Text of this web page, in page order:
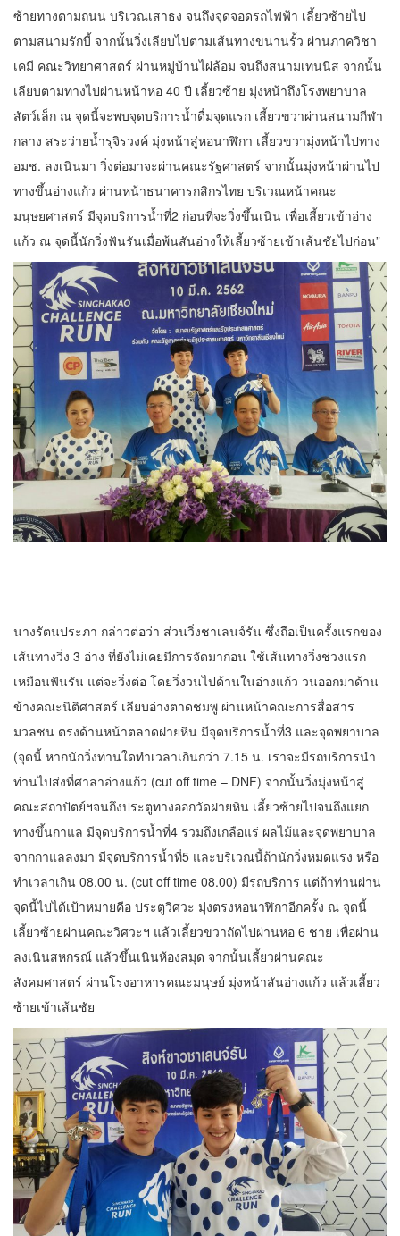
ซ้ายทางตามถนน บริเวณเสาธง จนถึงจุดจอดรถไฟฟ้า เลี้ยวซ้ายไป
ตามสนามรักบี้ จากนั้นวิ่งเลียบไปตามเส้นทางขนานรั้ว ผ่านภาควิชา
เคมี คณะวิทยาศาสตร์ ผ่านหมู่บ้านไผ่ล้อม จนถึงสนามเทนนิส จากนั้น
เลียบตามทางไปผ่านหน้าหอ 40 ปี เลี้ยวซ้าย มุ่งหน้าถึงโรงพยาบาล
สัตว์เล็ก ณ จุดนี้จะพบจุดบริการน้ำดื่มจุดแรก เลี้ยวขวาผ่านสนามกีฬา
กลาง สระว่ายน้ำรุจิรวงค์ มุ่งหน้าสู่หอนาฬิกา เลี้ยวขวามุ่งหน้าไปทาง
อมช. ลงเนินมา วิ่งต่อมาจะผ่านคณะรัฐศาสตร์ จากนั้นมุ่งหน้าผ่านไป
ทางขึ้นอ่างแก้ว ผ่านหน้าธนาคารกสิกรไทย บริเวณหน้าคณะ
มนุษยศาสตร์ มีจุดบริการน้ำที่2 ก่อนที่จะวิ่งขึ้นเนิน เพื่อเลี้ยวเข้าอ่าง
แก้ว ณ จุดนี้นักวิ่งฟันรันเมื่อพ้นสันอ่างให้เลี้ยวซ้ายเข้าเส้นชัยไปก่อน”
นางรัตนประภา กล่าวต่อว่า ส่วนวิ่งชาเลนจ์รัน ซึ่งถือเป็นครั้งแรกของ
เส้นทางวิ่ง 3 อ่าง ที่ยังไม่เคยมีการจัดมาก่อน ใช้เส้นทางวิ่งช่วงแรก
เหมือนฟันรัน แต่จะวิ่งต่อ โดยวิ่งวนไปด้านในอ่างแก้ว วนออกมาด้าน
ข้างคณะนิติศาสตร์ เลียบอ่างตาดชมพู ผ่านหน้าคณะการสื่อสาร
มวลชน ตรงด้านหน้าตลาดฝายหิน มีจุดบริการน้ำที่3 และจุดพยาบาล
(จุดนี้ หากนักวิ่งท่านใดทำเวลาเกินกว่า 7.15 น. เราจะมีรถบริการนำ
ท่านไปส่งที่ศาลาอ่างแก้ว (cut off time – DNF) จากนั้นวิ่งมุ่งหน้าสู่
คณะสถาปัตย์ฯจนถึงประตูทางออกวัดฝายหิน เลี้ยวซ้ายไปจนถึงแยก
ทางขึ้นกาแล มีจุดบริการน้ำที่4 รวมถึงเกลือแร่ ผลไม้และจุดพยาบาล
จากกาแลลงมา มีจุดบริการน้ำที่5 และบริเวณนี้ถ้านักวิ่งหมดแรง หรือ
ทำเวลาเกิน 08.00 น. (cut off time 08.00) มีรถบริการ แต่ถ้าท่านผ่าน
จุดนี้ไปได้เป้าหมายคือ ประตูวิศวะ มุ่งตรงหอนาฬิกาอีกครั้ง ณ จุดนี้
เลี้ยวซ้ายผ่านคณะวิศวะฯ แล้วเลี้ยวขวาถัดไปผ่านหอ 6 ชาย เพื่อผ่าน
ลงเนินสหกรณ์ แล้วขึ้นเนินห้องสมุด จากนั้นเลี้ยวผ่านคณะ
สังคมศาสตร์ ผ่านโรงอาหารคณะมนุษย์ มุ่งหน้าสันอ่างแก้ว แล้วเลี้ยว
ซ้ายเข้าเส้นชัย